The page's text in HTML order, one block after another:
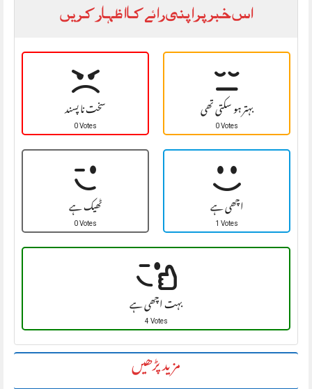
اس خبر پر اپنی رائے کا اظہار کریں
سخت نا پسند
0 Votes بہتر ہو سکتی تھی
0 Votes
ٹھیک ہے
0 Votes اچھی ہے
1 Votes
بہت اچھی ہے
4 Votes
مزید پڑھیں